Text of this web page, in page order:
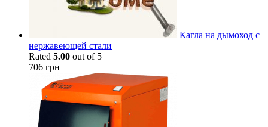
Кагла на дымоход с
нержавеющей стали
Rated 5.00 out of 5
706 грн